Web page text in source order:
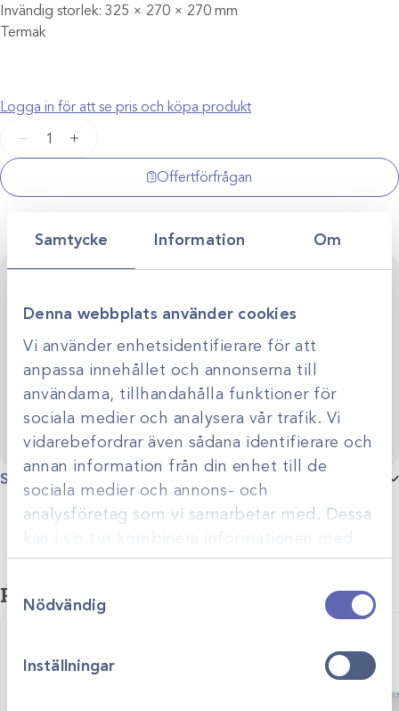
Samtycke Information Om
Denna webbplats använder cookies
Vi använder enhetsidentifierare för att
anpassa innehållet och annonserna till
användarna, tillhandahålla funktioner för
sociala medier och analysera vår trafik. Vi
vidarebefordrar även sådana identifierare och
annan information från din enhet till de
sociala medier och annons- och
analysföretag som vi samarbetar med. Dessa
annan information som du har tillhandahållit
eller som de har samlat in när du har använt
deras tjänster.
Samtyckesval
Nödvändig
Inställningar
Invändig storlek: 325 × 270 × 270 mm
Termak
Logga in för att se pris och köpa produkt
Torrsterilisator
liter
mängd
+
Offertförfrågan
Specifikationer
utveckling. Genom personlig rådgivning hjälper vi dig
skapa smarta, hållbara lösningar anpassade efter just er
Relaterade produkter